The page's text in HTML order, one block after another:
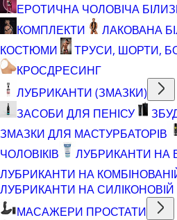
ЕРОТИЧНА ЧОЛОВІЧА
КОМПЛЕКТИ
ЛАКОВАНА
КОСТЮМИ
ТРУСИ, ШОРТИ,
КРОСДРЕСИНГ
ЛУБРИКАНТИ (ЗМАЗКИ)
ЗАСОБИ ДЛЯ ПЕНІСУ
ЗМАЗКИ ДЛЯ МАСТУРБАТОРІВ
ЧОЛОВІКІВ
ЛУБРИКАНТИ НА
ЛУБРИКАНТИ НА
ЛУБРИКАНТИ НА СИЛІКОНОВІЙ
МАСАЖЕРИ ПРОСТАТИ